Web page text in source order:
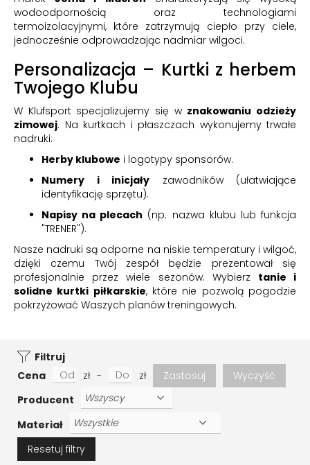
wodoodpornością oraz technologiami
termoizolacyjnymi, które zatrzymują ciepło przy ciele,
jednocześnie odprowadzając nadmiar wilgoci.
Personalizacja – Kurtki z herbem
Twojego Klubu
W Klufsport specjalizujemy się w znakowaniu odzieży
zimowej. Na kurtkach i płaszczach wykonujemy trwałe
nadruki:
Herby klubowe i logotypy sponsorów.
Numery i inicjały zawodników (ułatwiające
identyfikację sprzętu).
Napisy na plecach (np. nazwa klubu lub funkcja
"TRENER").
Nasze nadruki są odporne na niskie temperatury i wilgoć,
dzięki czemu Twój zespół będzie prezentował się
profesjonalnie przez wiele sezonów. Wybierz tanie i
solidne kurtki piłkarskie, które nie pozwolą pogodzie
pokrzyżować Waszych planów treningowych.
Filtruj
Cena
zł - zł Zastosuj
Wyczyść
Producent
Materiał
Resetuj filtry